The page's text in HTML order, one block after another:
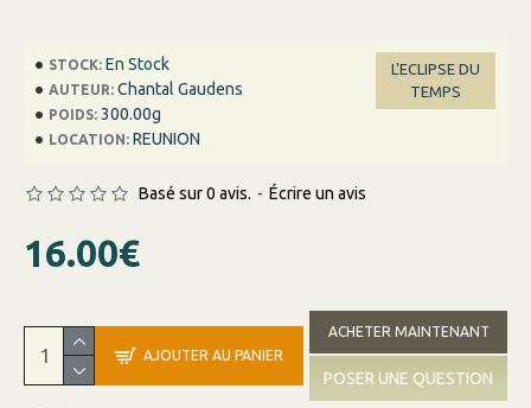
STOCK: En Stock
AUTEUR: Chantal Gaudens
POIDS: 300.00g
LOCATION: REUNION
L'ECLIPSE DU
TEMPS
Basé sur 0 avis. - Écrire un avis
16.00€
AJOUTER AU PANIER
ACHETER MAINTENANT
POSER UNE QUESTION